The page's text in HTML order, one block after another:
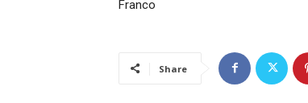
Franco
Share